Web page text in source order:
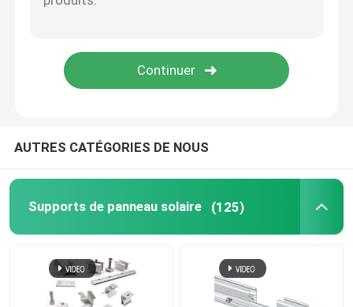
Chemin de câbles galvanisé
Plaque d'acier antidérapante
AUTRES CATÉGORIES DE NOUS
Supports de panneau solaire (125)